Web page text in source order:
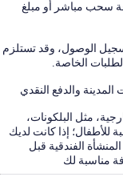
سحب مباشر أو مبلغ
الوصول، وقد تستلزم
الخاصة.
والدفع النقدي
مثل البلكونات،
للأطفال؛ إذا كانت لديك
الفندقية قبل
مناسبة لك